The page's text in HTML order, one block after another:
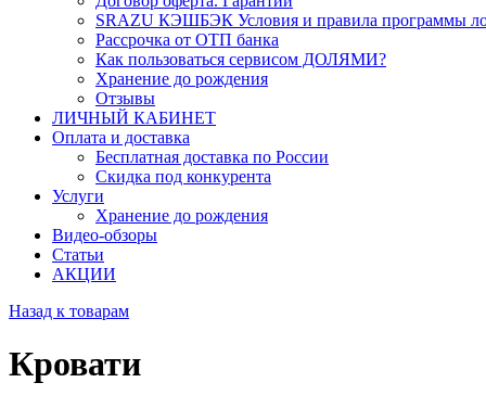
SRAZU КЭШБЭК Условия и правила программы
Рассрочка от ОТП банка
Как пользоваться сервисом ДОЛЯМИ?
Хранение до рождения
Отзывы
ЛИЧНЫЙ КАБИНЕТ
Оплата и доставка
Бесплатная доставка по России
Скидка под конкурента
Услуги
Хранение до рождения
Видео-обзоры
Статьи
АКЦИИ
Назад к товарам
Кровати